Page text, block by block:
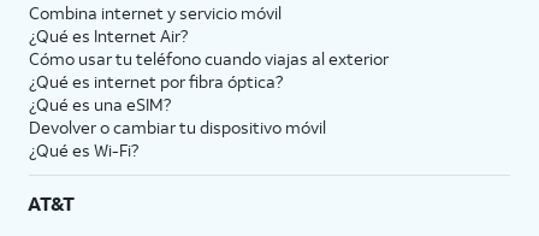
Combina internet y servicio móvil
¿Qué es Internet Air?
Cómo usar tu teléfono cuando viajas al exterior
¿Qué es internet por fibra óptica?
¿Qué es una eSIM?
Devolver o cambiar tu dispositivo móvil
¿Qué es Wi-Fi?
AT&T